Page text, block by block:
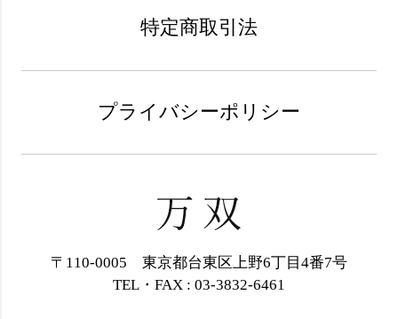
特定商取引法
プライバシーポリシー
〒110-0005 東京都台東区上野6丁目4番7号
TEL・FAX : 03-3832-6461